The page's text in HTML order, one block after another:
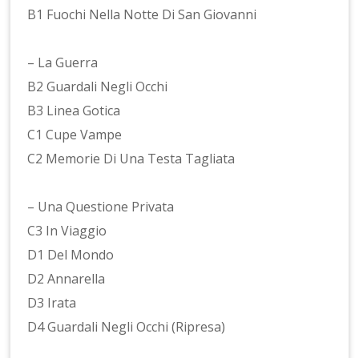
B1 Fuochi Nella Notte Di San Giovanni
– La Guerra
B2 Guardali Negli Occhi
B3 Linea Gotica
C1 Cupe Vampe
C2 Memorie Di Una Testa Tagliata
– Una Questione Privata
C3 In Viaggio
D1 Del Mondo
D2 Annarella
D3 Irata
D4 Guardali Negli Occhi (Ripresa)